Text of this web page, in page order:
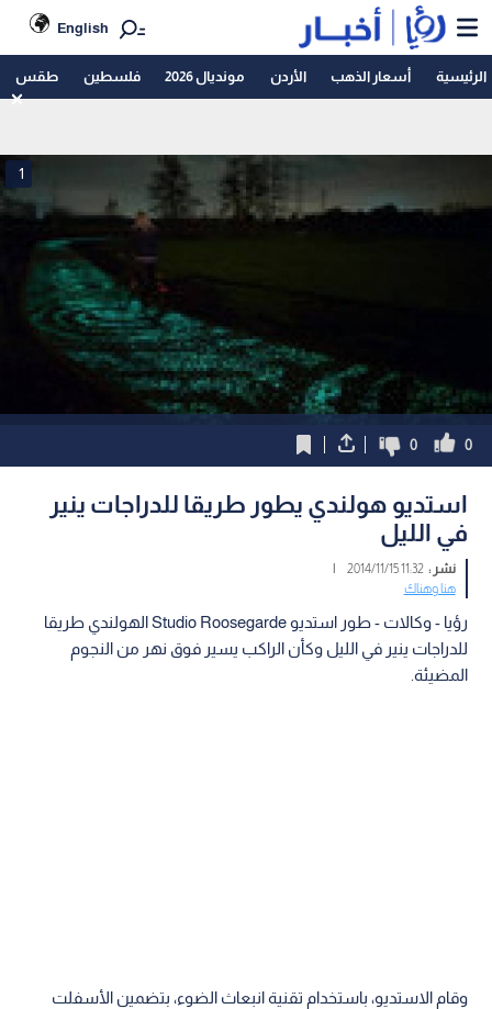
English
الرئيسية أسعار الذهب الأردن مونديال 2026 فلسطين طقس
1
0
0
استديو هولندي يطور طريقا للدراجات ينير
في الليل
نشر :11:32 2014/11/15
|
هنا وهناك
رؤيا - وكالات - طور استديو Studio Roosegarde الهولندي طريقا
للدراجات ينير في الليل وكأن الراكب يسير فوق نهر من النجوم
المضيئة.
وقام الاستديو، باستخدام تقنية انبعاث الضوء، بتضمين الأسفلت